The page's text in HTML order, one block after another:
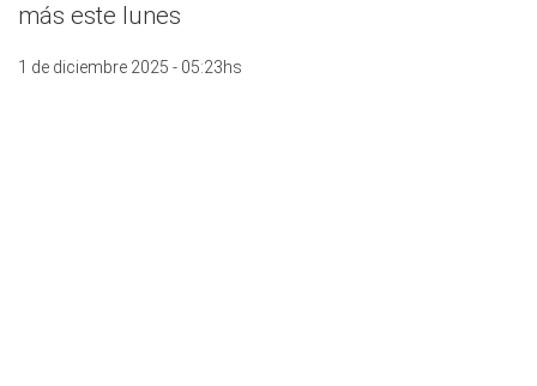
más este lunes
1 de diciembre 2025 - 05:23hs